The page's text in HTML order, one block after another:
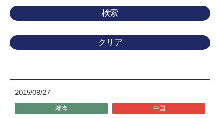
クリア
2015/08/27
港湾 中国